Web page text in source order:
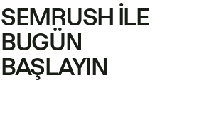
SEMRUSH ILE
BUGÜN
BAŞLAYIN